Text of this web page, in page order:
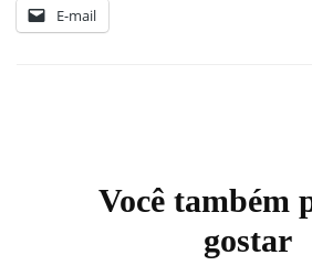
E-mail
Você também
gostar